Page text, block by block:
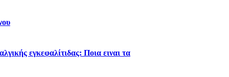
εγκεφαλίτιδας: Ποια ειναι τα